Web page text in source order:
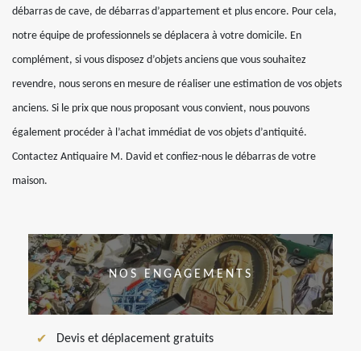
débarras de cave, de débarras d’appartement et plus encore. Pour cela,
notre équipe de professionnels se déplacera à votre domicile. En
complément, si vous disposez d’objets anciens que vous souhaitez
revendre, nous serons en mesure de réaliser une estimation de vos objets
anciens. Si le prix que nous proposant vous convient, nous pouvons
également procéder à l’achat immédiat de vos objets d’antiquité.
Contactez Antiquaire M. David et confiez-nous le débarras de votre
maison.
NOS ENGAGEMENTS
Devis et déplacement gratuits